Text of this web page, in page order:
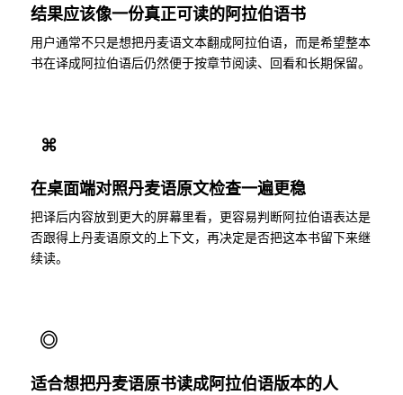
结果应该像一份真正可读的阿拉伯语书
用户通常不只是想把丹麦语文本翻成阿拉伯语，而是希望整本
书在译成阿拉伯语后仍然便于按章节阅读、回看和长期保留。
⌘
在桌面端对照丹麦语原文检查一遍更稳
把译后内容放到更大的屏幕里看，更容易判断阿拉伯语表达是
否跟得上丹麦语原文的上下文，再决定是否把这本书留下来继
续读。
◎
适合想把丹麦语原书读成阿拉伯语版本的人